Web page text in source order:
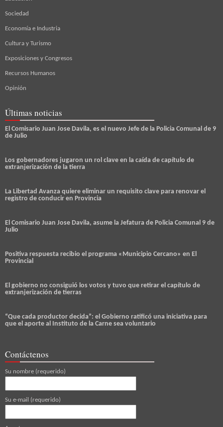
Sociedad
Economía e Industria
Cultura y Turismo
Exposiciones y Congresos
Recursos Humanos
Opinión
Últimas noticias
El Comisario Juan Jose Davila, es el nuevo Jefe de la Policia Comunal de 9
de Julio
Los gobernadores jugaron un rol clave en la caída de capítulo de
extranjerización de la tierra
La Libertad Avanza quiere eliminar un requisito clave para renovar el
registro de conducir en Provincia
El Comisario Juan Jose Davila, asume la Jefatura de Policia Comunal 9 de
Julio
Positiva respuesta recibio el programa «Municipio Cercano» en El
Provincial
El gobierno no consiguió los votos y tuvo que retirar el capítulo de
extranjerización de tierras
“Que cada productor decida”: el Gobierno ratificó una iniciativa para
que el aporte al Instituto de la Carne sea voluntario
Contáctenos
Su nombre (requerido)
Su e-mail (requerido)